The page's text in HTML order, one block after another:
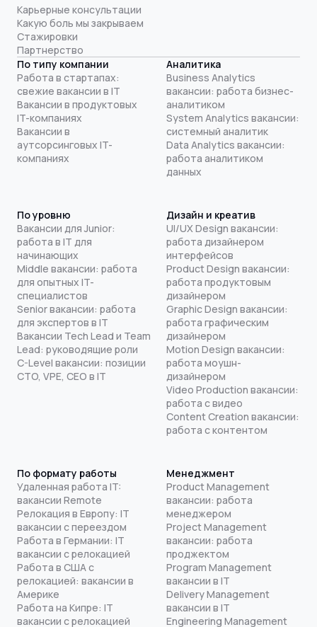
Карьерные консультации
Какую боль мы закрываем
Стажировки
Партнерство
По типу компании
Работа в стартапах:
свежие вакансии в IT
Вакансии в продуктовых
IT-компаниях
Вакансии в
аутсорсинговых IT-
компаниях
Аналитика
Business Analytics
вакансии: работа бизнес-
аналитиком
System Analytics вакансии:
системный аналитик
Data Analytics вакансии:
работа аналитиком
данных
По уровню
Вакансии для Junior:
работа в IT для
начинающих
Middle вакансии: работа
для опытных IT-
специалистов
Senior вакансии: работа
для экспертов в IT
Вакансии Tech Lead и Team
Lead: руководящие роли
C-Level вакансии: позиции
CTO, VPE, CEO в IT
Дизайн и креатив
UI/UX Design вакансии:
работа дизайнером
интерфейсов
Product Design вакансии:
работа продуктовым
дизайнером
Graphic Design вакансии:
работа графическим
дизайнером
Motion Design вакансии:
работа моушн-
дизайнером
Video Production вакансии:
работа с видео
Content Creation вакансии:
работа с контентом
По формату работы
Удаленная работа IT:
вакансии Remote
Релокация в Европу: IT
вакансии с переездом
Работа в Германии: IT
вакансии с релокацией
Работа в США с
релокацией: вакансии в
Америке
Работа на Кипре: IT
вакансии с релокацией
Менеджмент
Product Management
вакансии: работа
менеджером
Project Management
вакансии: работа
проджектом
Program Management
вакансии в IT
Delivery Management
вакансии в IT
Engineering Management